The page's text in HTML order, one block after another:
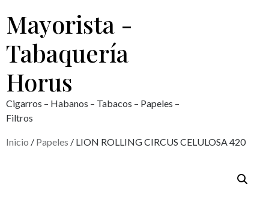
Mayorista -
Tabaquería
Horus
Cigarros – Habanos – Tabacos – Papeles –
Filtros
Inicio / Papeles / LION ROLLING CIRCUS CELULOSA 420